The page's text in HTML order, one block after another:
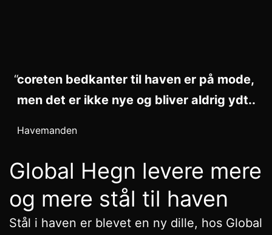
coreten bedkanter til haven er på mode,
men det er ikke nye og bliver aldrig ydt..
Havemanden
Global Hegn levere mere
og mere stål til haven
Stål i haven er blevet en ny dille, hos Global